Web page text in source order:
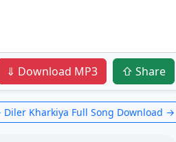
⇓ Download MP3 ⇧ Share
Diler Kharkiya Full Song Download →